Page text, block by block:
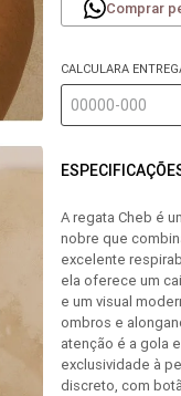
Comprar
CALCULARA
A regata Cheb é
nobre que
excelente
ela oferece um
e um visual
ombros e
atenção é a gola
exclusividade à
discreto, com